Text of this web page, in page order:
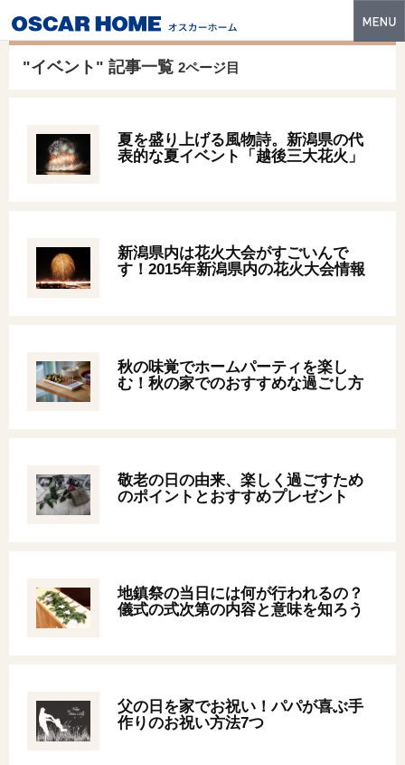
イベント・モデルハウス
建築実例
フォトギャラリー
スマートセレクト
土地情報
"イベント" 記事一覧 2ページ目
夏を盛り上げる風物詩。新潟県の代
表的な夏イベント「越後三大花火」
新潟県内は花火大会がすごいんで
す！2015年新潟県内の花火大会情報
秋の味覚でホームパーティを楽し
む！秋の家でのおすすめな過ごし方
敬老の日の由来、楽しく過ごすため
のポイントとおすすめプレゼント
地鎮祭の当日には何が行われるの？
儀式の式次第の内容と意味を知ろう
父の日を家でお祝い！パパが喜ぶ手
作りのお祝い方法7つ